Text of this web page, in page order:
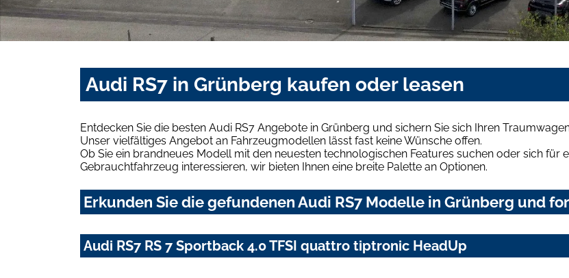
Audi RS7 in Grünberg kaufen oder leasen
Entdecken Sie die besten Audi RS7 Angebote in Grünberg und sichern Sie sich Ihren
Unser vielfältiges Angebot an Fahrzeugmodellen lässt fast keine Wünsche offen.
Ob Sie ein brandneues Modell mit den neuesten technologischen Features suchen oder sich für
Gebrauchtfahrzeug interessieren, wir bieten Ihnen eine breite Palette an Optionen.
Erkunden Sie die gefundenen Audi RS7 Modelle in Grünberg und
Audi RS7 RS 7 Sportback 4.0 TFSI quattro tiptronic HeadUp